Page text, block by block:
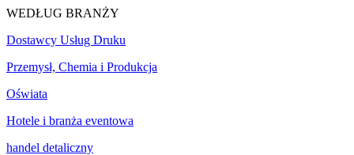
WEDŁUG BRANŻY
Dostawcy Usług Druku
Przemysł, Chemia i Produkcja
Oświata
Hotele i branża eventowa
handel detaliczny